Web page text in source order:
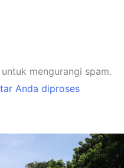
mengurangi spam.
Anda diproses